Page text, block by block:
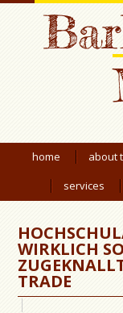
home about
services
WIRKLICH
TRADE